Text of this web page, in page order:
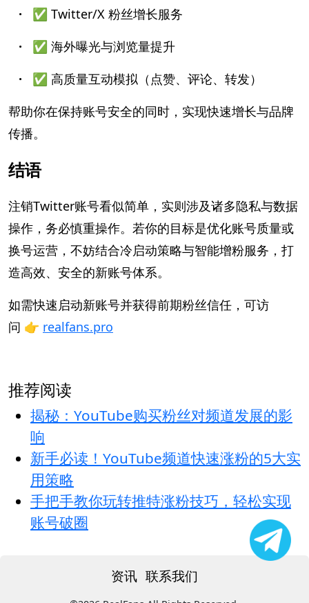
·
✅ Twitter/X 粉丝增长服务
·
✅ 海外曝光与浏览量提升
·
✅ 高质量互动模拟（点赞、评论、转发）
帮助你在保持账号安全的同时，实现快速增长与品牌
传播。
结语
注销Twitter账号看似简单，实则涉及诸多隐私与数据
操作，务必慎重操作。若你的目标是优化账号质量或
换号运营，不妨结合冷启动策略与智能增粉服务，打
造高效、安全的新账号体系。
如需快速启动新账号并获得前期粉丝信任，可访
问 👉 realfans.pro
推荐阅读
揭秘：YouTube购买粉丝对频道发展的影
响
新手必读！YouTube频道快速涨粉的5大实
用策略
手把手教你玩转推特涨粉技巧，轻松实现
账号破圈
资讯 联系我们